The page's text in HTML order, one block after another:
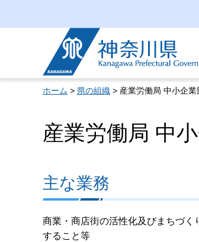
神奈川県
ホーム > 県の組織 > 産業労働局 中小企業
産業労働局 中
主な業務
商業・商店街の活性化及びまちづ
すること等